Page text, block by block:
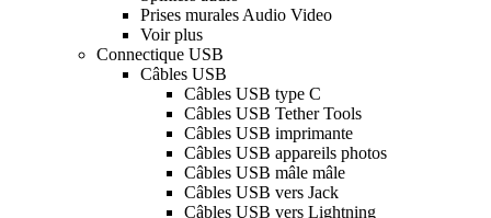
Prises murales Audio Video
Voir plus
Connectique USB
Câbles USB
Câbles USB type C
Câbles USB Tether Tools
Câbles USB imprimante
Câbles USB appareils photos
Câbles USB mâle mâle
Câbles USB vers Jack
Câbles USB vers Lightning